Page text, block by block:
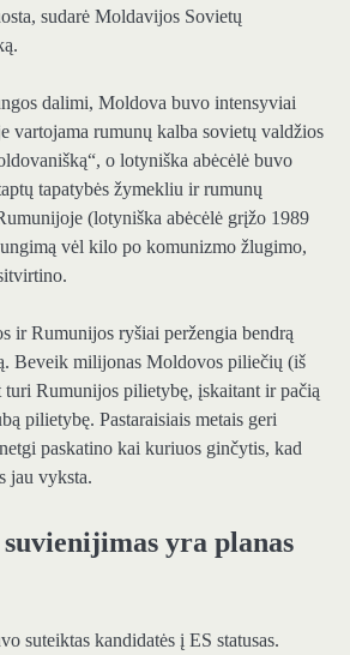
sudarė Moldavijos Sovietų
dalimi, Moldova buvo intensyviai
vartojama rumunų kalba sovietų valdžios
o lotyniška abėcėlė buvo
tapatybės žymekliu ir rumunų
(lotyniška abėcėlė grįžo 1989
vėl kilo po komunizmo žlugimo,
ir Rumunijos ryšiai peržengia bendrą
Beveik milijonas Moldovos piliečių (iš
Rumunijos pilietybę, įskaitant ir pačią
pilietybę. Pastaraisiais metais geri
paskatino kai kuriuos ginčytis, kad
jau vyksta.
yra planas
suteiktas kandidatės į ES statusas.